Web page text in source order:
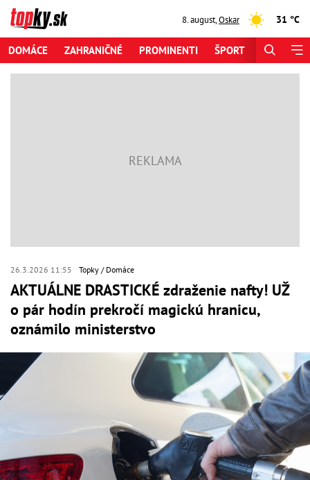
8. august,Oskar 31 °C
DOMÁCE ZAHRANIČNÉ PROMINENTI ŠPORT
26.3.2026 11:55 Topky Domáce
AKTUÁLNE DRASTICKÉ zdraženie nafty! UŽ
o pár hodín prekročí magickú hranicu,
oznámilo ministerstvo